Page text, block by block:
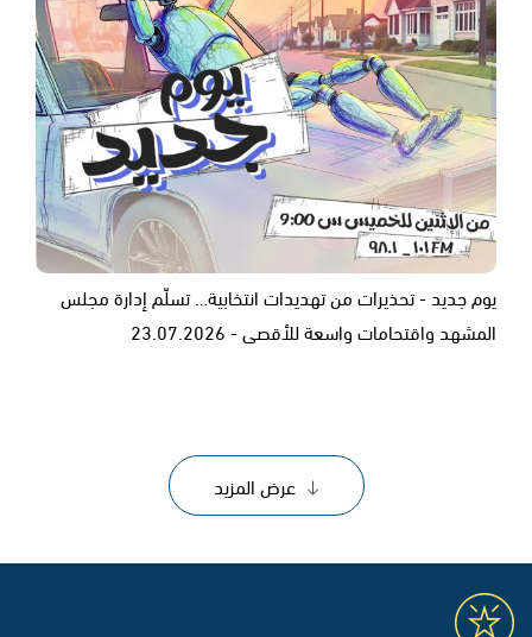
يوم جديد - تحذيرات من تهديدات انتخابية… تسلّم إدارة مجلس
المشهد واقتحامات واسعة للأقصى - 23.07.2026
عرض المزيد